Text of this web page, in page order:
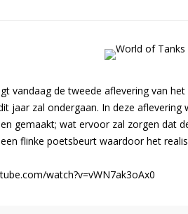
vandaag de tweede aflevering van
jaar zal ondergaan. In deze
gemaakt; wat ervoor zal zorgen dat
flinke poetsbeurt waardoor het
watch?v=vWN7ak3oAx0